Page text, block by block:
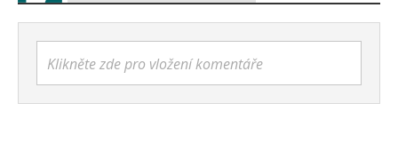
Klikněte zde pro vložení komentáře